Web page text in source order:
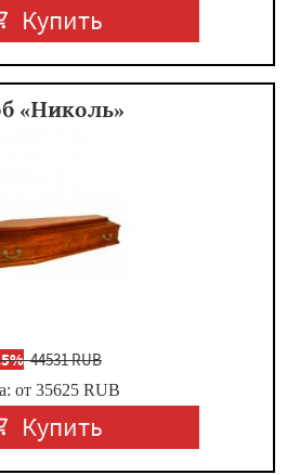
Купить
«Николь»
44531 RUB
от 35625 RUB
Купить